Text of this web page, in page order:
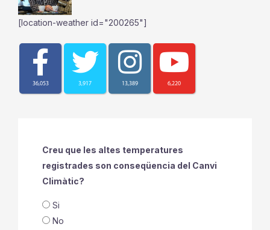
[location-weather id="200265"]
36,053 3,917 13,389 6,220
Creu que les altes temperatures
registrades son conseqüencia del Canvi
Climàtic?
Si
No